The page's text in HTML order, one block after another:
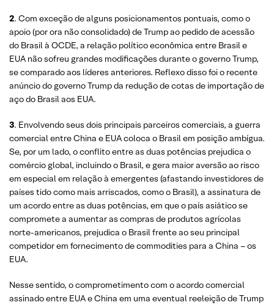
2. Com exceção de alguns posicionamentos pontuais, como o
apoio (por ora não consolidado) de Trump ao pedido de acessão
do Brasil à OCDE, a relação político econômica entre Brasil e
EUA não sofreu grandes modificações durante o governo Trump,
se comparado aos líderes anteriores. Reflexo disso foi o recente
anúncio do governo Trump da redução de cotas de importação de
aço do Brasil aos EUA.
3. Envolvendo seus dois principais parceiros comerciais, a guerra
comercial entre China e EUA coloca o Brasil em posição ambígua.
Se, por um lado, o conflito entre as duas potências prejudica o
comércio global, incluindo o Brasil, e gera maior aversão ao risco
em especial em relação à emergentes (afastando investidores de
países tido como mais arriscados, como o Brasil), a assinatura de
um acordo entre as duas potências, em que o país asiático se
compromete a aumentar as compras de produtos agrícolas
norte-americanos, prejudica o Brasil frente ao seu principal
competidor em fornecimento de commodities para a China – os
EUA.
Nesse sentido, o comprometimento com o acordo comercial
assinado entre EUA e China em uma eventual reeleição de Trump